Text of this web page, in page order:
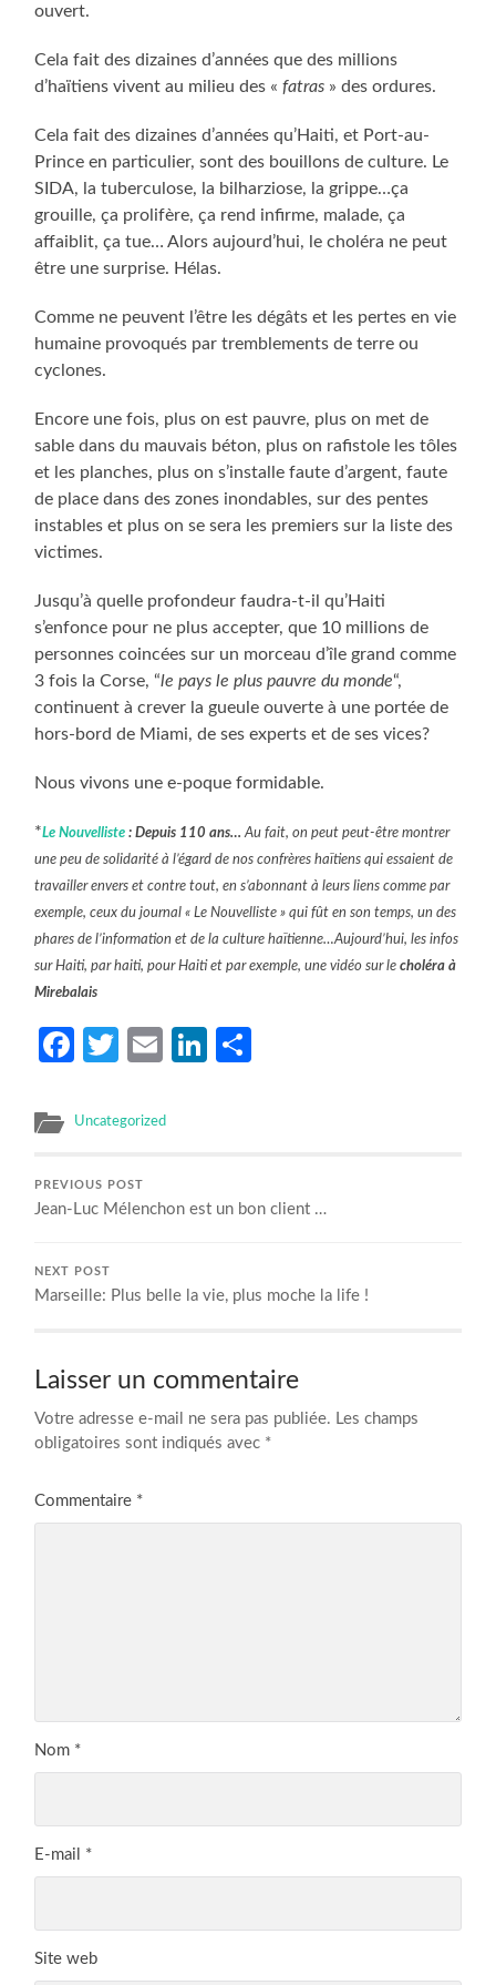
ouvert.
Cela fait des dizaines d’années que des millions
d’haïtiens vivent au milieu des « fatras » des ordures.
Cela fait des dizaines d’années qu’Haiti, et Port-au-
Prince en particulier, sont des bouillons de culture. Le
SIDA, la tuberculose, la bilharziose, la grippe…ça
grouille, ça prolifère, ça rend infirme, malade, ça
affaiblit, ça tue… Alors aujourd’hui, le choléra ne peut
être une surprise. Hélas.
Comme ne peuvent l’être les dégâts et les pertes en vie
humaine provoqués par tremblements de terre ou
cyclones.
Encore une fois, plus on est pauvre, plus on met de
sable dans du mauvais béton, plus on rafistole les tôles
et les planches, plus on s’installe faute d’argent, faute
de place dans des zones inondables, sur des pentes
instables et plus on se sera les premiers sur la liste des
victimes.
Jusqu’à quelle profondeur faudra-t-il qu’Haiti
s’enfonce pour ne plus accepter, que 10 millions de
personnes coincées sur un morceau d’île grand comme
3 fois la Corse, “le pays le plus pauvre du monde“,
continuent à crever la gueule ouverte à une portée de
hors-bord de Miami, de ses experts et de ses vices?
Nous vivons une e-poque formidable.
*Le Nouvelliste : Depuis 110 ans… Au fait, on peut peut-être montrer
une peu de solidarité à l’égard de nos confrères haïtiens qui essaient de
travailler envers et contre tout, en s’abonnant à leurs liens comme par
exemple, ceux du journal « Le Nouvelliste » qui fût en son temps, un des
phares de l’information et de la culture haïtienne…Aujourd’hui, les infos
sur Haiti, par haiti, pour Haiti et par exemple, une vidéo sur lecholéra à
Mirebalais
Facebook
Twitter
EmailLinkedIn
Uncategorized
PREVIOUS POST
Jean-Luc Mélenchon est un bon client …
NEXT POST
Marseille: Plus belle la vie, plus moche la life !
Laisser un commentaire
Votre adresse e-mail ne sera pas publiée. Les champs
obligatoires sont indiqués avec *
Commentaire *
Nom *
E-mail *
Site web